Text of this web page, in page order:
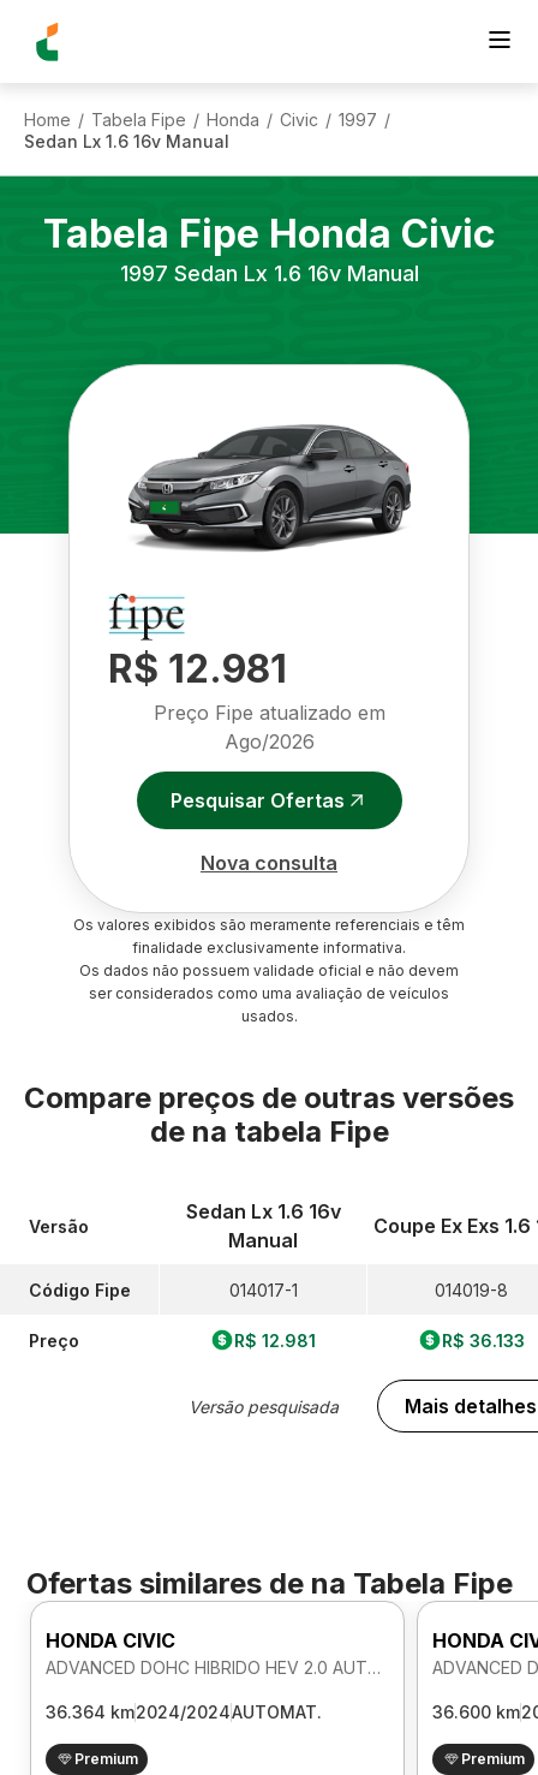
Home / Tabela Fipe / Honda / Civic / 1997 /
Sedan Lx 1.6 16v Manual
Tabela Fipe Honda Civic
1997 Sedan Lx 1.6 16v Manual
R$ 12.981
Preço Fipe atualizado em
Ago/2026
Pesquisar Ofertas
Nova consulta
Os valores exibidos são meramente referenciais e têm
finalidade exclusivamente informativa.
Os dados não possuem validade oficial e não devem
ser considerados como uma avaliação de veículos
usados.
Compare preços de outras versões
de na tabela Fipe
Versão
Código Fipe
Preço
Sedan Lx 1.6 16v
Manual
014017-1
R$ 12.981
Versão pesquisada
Coupe Ex Exs 1.6
014019-8
R$ 36.133
Mais detalhes
Ofertas similares de na Tabela Fipe
HONDA CIVIC
ADVANCED DOHC HIBRIDO HEV 2.0 AUTOMATICO
36.364 km2024/2024AUTOMAT.
Premium
HONDA
36.600 km
Premium